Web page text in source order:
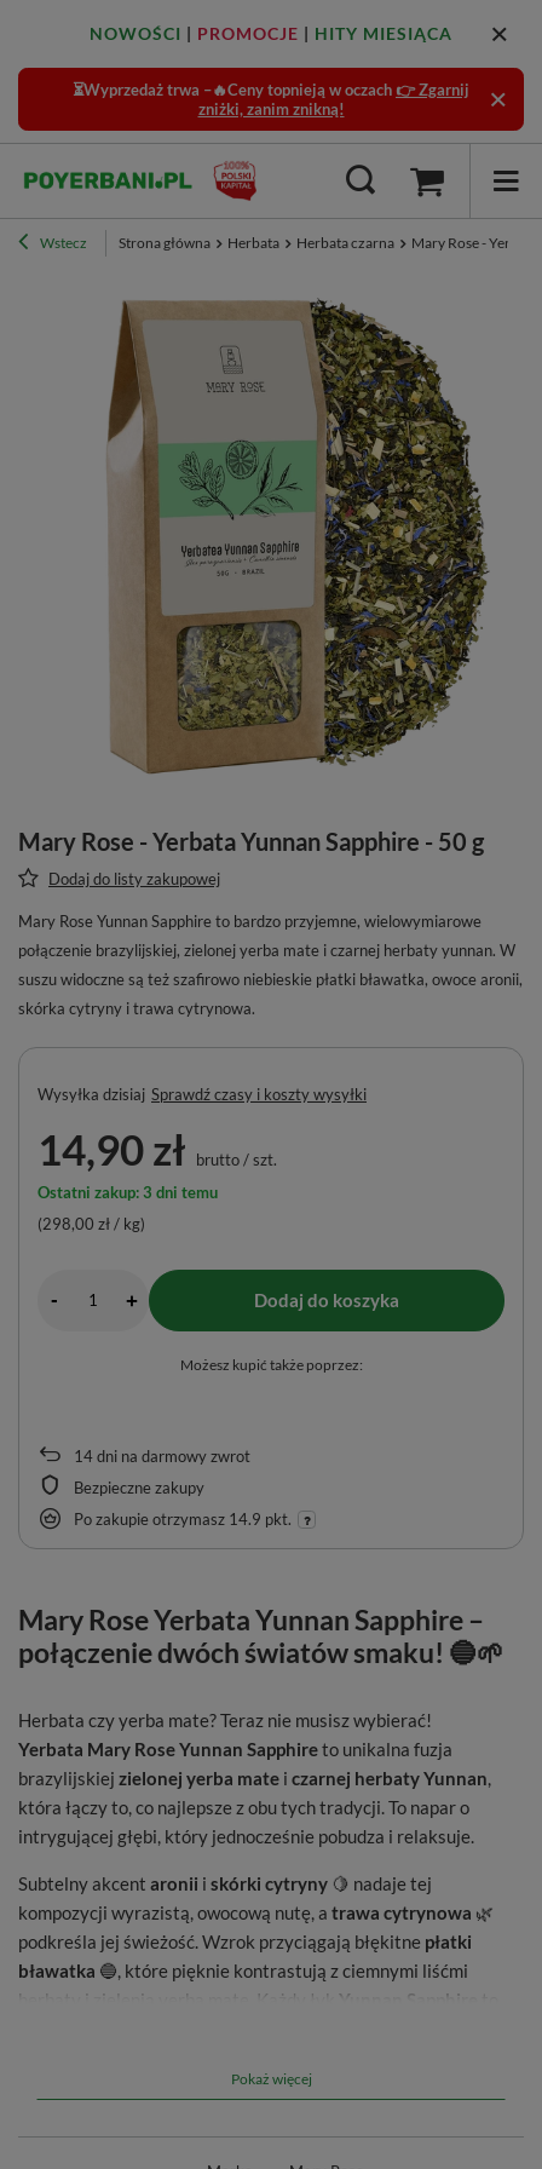
NOWOŚCI | PROMOCJE | HITY MIESIĄCA
⏳Wyprzedaż trwa –🔥Ceny topnieją w oczach 👉 Zgarnij
zniżki, zanim znikną!
Wstecz Strona główna Herbata Herbata czarna Mary Rose -
Mary Rose - Yerbata Yunnan Sapphire - 50 g
Dodaj do listy zakupowej
Mary Rose Yunnan Sapphire to bardzo przyjemne, wielowymiarowe
połączenie brazylijskiej, zielonej yerba mate i czarnej herbaty yunnan. W
suszu widoczne są też szafirowo niebieskie płatki bławatka, owoce aronii,
skórka cytryny i trawa cytrynowa.
14dni na darmowy zwrot
Bezpieczne zakupy
Po zakupie otrzymasz 14.9 pkt.
Wysyłka dzisiaj Sprawdź czasy i koszty wysyłki
14,90 zł brutto/szt.
Ostatni zakup: 3 dni temu
(298,00 zł / kg)
- + Dodaj do koszyka
Możesz kupić także poprzez:
Mary Rose Yerbata Yunnan Sapphire –
połączenie dwóch światów smaku! 🔵🌱
Herbata czy yerba mate? Teraz nie musisz wybierać!
Yerbata Mary Rose Yunnan Sapphireto unikalna fuzja
brazylijskiej zielonej yerba mate i czarnej herbaty Yunnan,
która łączy to, co najlepsze z obu tych tradycji. To napar o
intrygującej głębi, który jednocześnie pobudza i relaksuje.
Subtelny akcent aronii i skórki cytryny 🍋 nadaje tej
kompozycji wyrazistą, owocową nutę, a trawa cytrynowa 🌿
podkreśla jej świeżość. Wzrok przyciągają błękitne płatki
bławatka 🔵, które pięknie kontrastują z ciemnymi liśćmi
herbaty i zielenią yerba mate. Każdy łyk Yunnan Sapphire
Pokaż więcej